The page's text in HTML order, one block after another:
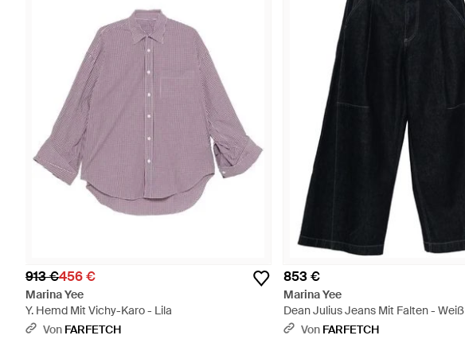
913 €456 €
Marina Yee
Y. Hemd Mit Vichy-Karo - Lila
Von FARFETCH
853 €
Marina Yee
Dean Julius Jeans Mit Falten - Weiß
Von FARFETCH